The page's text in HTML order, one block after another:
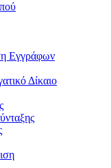
Εγγράφων
Δίκαιο